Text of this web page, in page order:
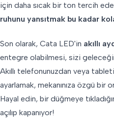
için daha sıcak bir ton tercih
ruhunu yansıtmak bu kadar
Son olarak, Cata LED'in akıllı
entegre olabilmesi, sizi
Akıllı telefonunuzdan veya
ayarlamak, mekanınıza özgü bir
Hayal edin, bir düğmeye
açılıp kapanıyor!